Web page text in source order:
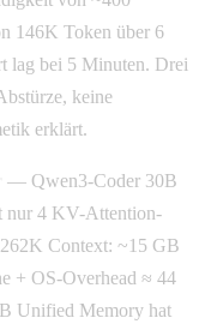
146K Token über 6
lag bei 5 Minuten. Drei
keine
erklärt.
— Qwen3-Coder 30B
nur 4 KV-Attention-
Context: ~15 GB
+ OS-Overhead ≈ 44
Unified Memory hat